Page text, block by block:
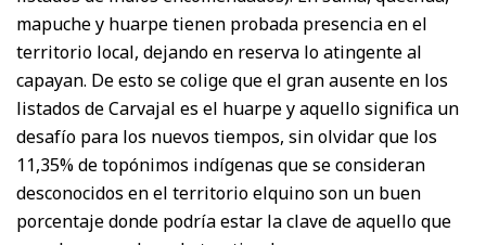
mapuche y huarpe tienen probada presencia en el
territorio local, dejando en reserva lo atingente al
capayan. De esto se colige que el gran ausente en los
listados de Carvajal es el huarpe y aquello significa un
desafío para los nuevos tiempos, sin olvidar que los
11,35% de topónimos indígenas que se consideran
desconocidos en el territorio elquino son un buen
porcentaje donde podría estar la clave de aquello que